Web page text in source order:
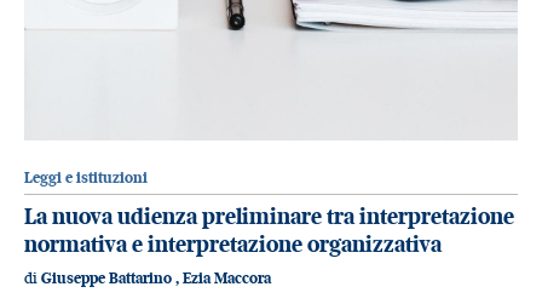
Leggi e istituzioni
La nuova udienza preliminare tra interpretazione
normativa e interpretazione organizzativa
di Giuseppe Battarino , Ezia Maccora